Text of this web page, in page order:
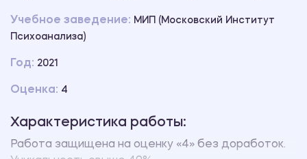
Учебное заведение: МИП (Московский Институт
Психоанализа)
Год: 2021
Оценка: 4
Характеристика работы:
Работа защищена на оценку «4» без доработок.